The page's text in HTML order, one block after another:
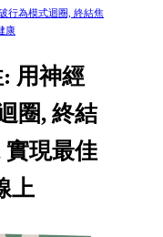
行為模式迴圈, 終結焦
康
用神經
圈, 終結
實現最佳
上